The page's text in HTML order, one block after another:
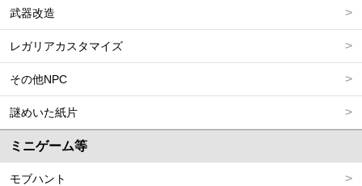
武器改造
レガリアカスタマイズ
その他NPC
謎めいた紙片
ミニゲーム等
モブハント